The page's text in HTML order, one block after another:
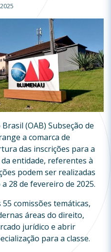
(OAB) Subseção de
a comarca de
das inscrições para a
entidade, referentes à
podem ser realizadas
28 de fevereiro de 2025.
comissões temáticas,
áreas do direito,
jurídico e abrir
para a classe.